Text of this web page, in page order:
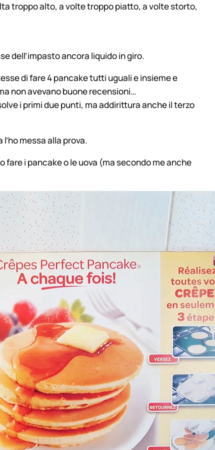
troppo alto, a volte troppo piatto, a volte storto,
dell’impasto ancora liquido in giro.
di fare 4 pancake tutti uguali e insieme e
non avevano buone recensioni…
i primi due punti, ma addirittura anche il terzo
messa alla prova.
i pancake o le uova (ma secondo me anche